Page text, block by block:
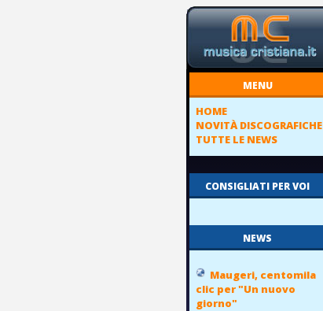
MENU
HOME
NOVITÀ DISCOGRAFICHE
TUTTE LE NEWS
CONSIGLIATI PER VOI
NEWS
Maugeri, centomila
clic per "Un nuovo
giorno"